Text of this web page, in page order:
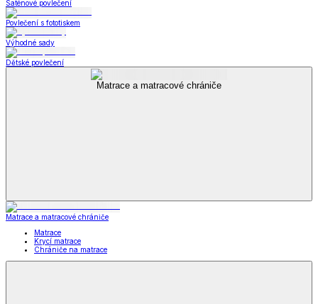
Saténové povlečení
Povlečení s fototiskem
Výhodné sady
Dětské povlečení
Matrace a matracové chrániče
Matrace a matracové chrániče
Matrace
Krycí matrace
Chrániče na matrace